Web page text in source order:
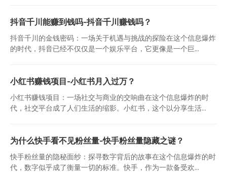
抖音千川能赚到钱吗-抖音千川赚钱吗？
抖音千川的金钱密码：一场关于机遇与挑战的探险在这个信息爆炸
的时代，抖音已经不仅仅是一个娱乐平台，它更像是一个巨...
小红书赚钱项目-小红书月入过万？
小红书赚钱项目：一场社交与商业的交响曲在这个信息爆炸的时
代，社交平台成了人们生活的缩影。小红书，这个以分享生活...
为什么快手看不见粉丝量-快手粉丝量隐藏之谜？
快手粉丝量的隐秘面纱：探寻数字背后的故事在这个信息爆炸的时
代，数字似乎成了衡量一切的标准。快手，作为一款备受欢...